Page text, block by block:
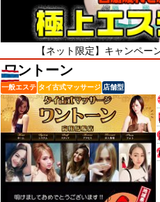
ネット限定】キャンペーン開催
ワントーン
一般エステ タイ古式マッサージ 店舗型